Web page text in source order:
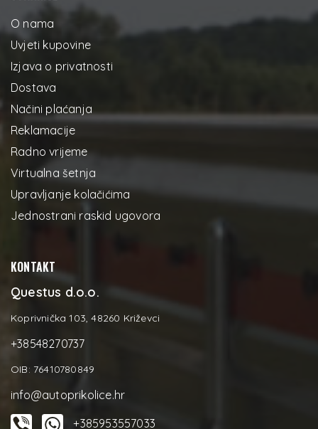
O nama
Uvjeti kupovine
Izjava o privatnosti
Dostava
Načini plaćanja
Reklamacije
Radno vrijeme
Virtualna šetnja
Upravljanje kolačićima
Jednostrani raskid ugovora
KONTAKT
Questus d.o.o.
Koprivnička 103, 48260 Križevci
+38548270737
OIB: 76410780849
info@autoprikolice.hr
+385953557033